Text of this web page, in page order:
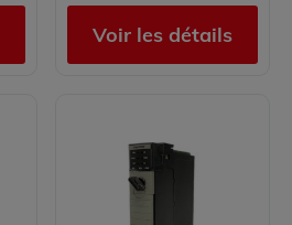
Voir les détails